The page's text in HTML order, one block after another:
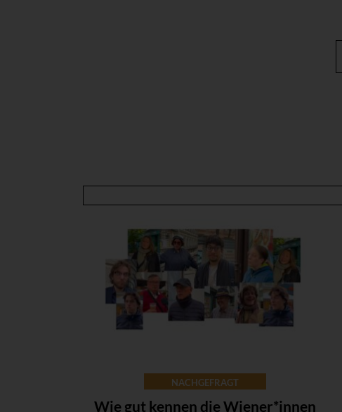
NACHGEFRAGT
Wie gut kennen die Wiener*innen